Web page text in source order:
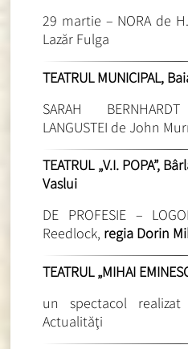
29 martie – NORA de
Lazăr Fulga
TEATRUL MUNICIPAL,
SARAH
LANGUSTEI de John
TEATRUL „V.I. POPA”,
Vaslui
DE PROFESIE –
Reedlock, regia Dorin
TEATRUL „MIHAI
un spectacol
Actualităţi